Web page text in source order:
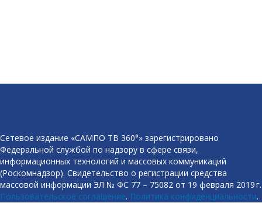
Сетевое издание «САМПО ТВ 360°» зарегистрировано
Федеральной службой по надзору в сфере связи,
информационных технологий и массовых коммуникаций
(Роскомнадзор). Свидетельство о регистрации средства
массовой информации ЭЛ № ФС 77 – 75082 от 19 февраля 2019 г.
Пользовательское соглашение. Политика конфиденциальности.